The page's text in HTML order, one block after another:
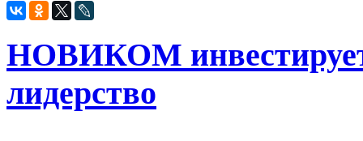
НОВИКОМ инвестирует
лидерство